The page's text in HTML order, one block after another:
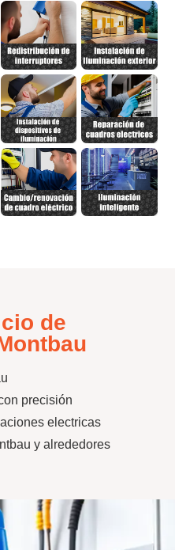
de
precisión
electricas
y alrededores